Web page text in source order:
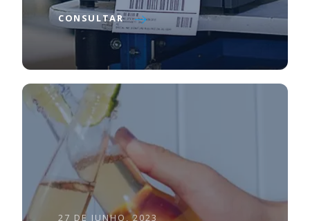
CONSULTAR
27 DE JUNHO, 2023